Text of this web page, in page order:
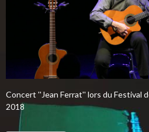
Concert ''Jean Ferrat'' lors du Festival
2018